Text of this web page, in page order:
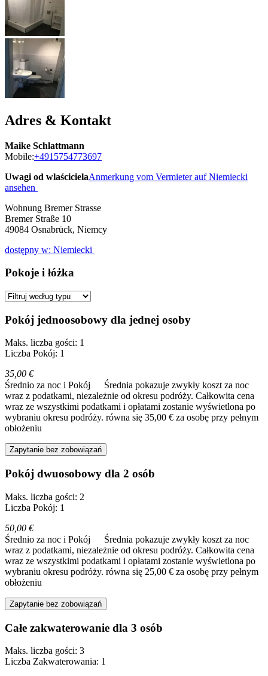
Adres & Kontakt
Maike Schlattmann
Mobile:+4915754773697
Uwagi od wlaścicielaAnmerkung vom Vermieter auf Niemiecki
ansehen
Wohnung Bremer Strasse
Bremer Straße 10
49084 Osnabrück, Niemcy
dostępny w: Niemiecki
Pokoje i łóżka
Pokój jednoosobowy dla jednej osoby
Maks. liczba gości: 1
Liczba Pokój: 1
35,00 €
Średnio za noc i Pokój
Średnia pokazuje zwykły koszt za noc
wraz z podatkami, niezależnie od okresu podróży. Całkowita cena
wraz ze wszystkimi podatkami i opłatami zostanie wyświetlona po
wybraniu okresu podróży. równa się 35,00 € za osobę przy pełnym
obłożeniu
Zapytanie bez zobowiązań
Pokój dwuosobowy dla 2 osób
Maks. liczba gości: 2
Liczba Pokój: 1
50,00 €
Średnio za noc i Pokój
Średnia pokazuje zwykły koszt za noc
wraz z podatkami, niezależnie od okresu podróży. Całkowita cena
wraz ze wszystkimi podatkami i opłatami zostanie wyświetlona po
wybraniu okresu podróży. równa się 25,00 € za osobę przy pełnym
obłożeniu
Zapytanie bez zobowiązań
Całe zakwaterowanie dla 3 osób
Maks. liczba gości: 3
Liczba Zakwaterowania: 1